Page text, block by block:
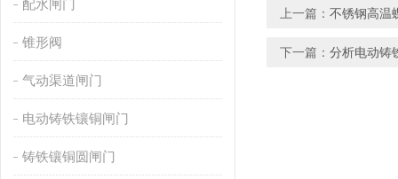
配水闸门
锥形阀
气动渠道闸门
电动铸铁镶铜闸门
铸铁镶铜圆闸门
上一篇： 不锈钢高温
下一篇： 分析电动铸